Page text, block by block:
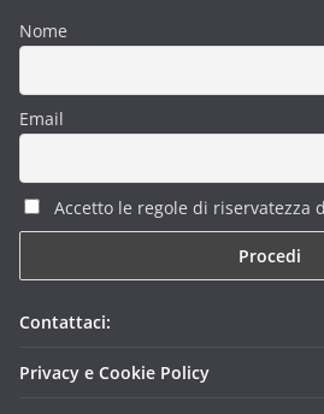
Nome
Email
Accetto le regole di riservatezza
Contattaci:
Privacy e Cookie Policy